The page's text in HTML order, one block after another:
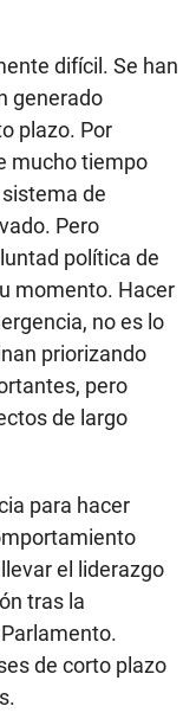
difícil. Se han
generado
plazo. Por
mucho tiempo
de
Pero
política de
momento. Hacer
no es lo
priorizando
pero
de largo
para hacer
el liderazgo
tras la
de corto plazo